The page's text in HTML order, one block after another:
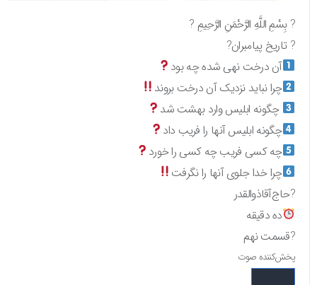
? بِسْمِ اللَّهِ الرَّحْمَنِ الرَّحِيمِ ?
? تاریخ پیامبران?
آن درخت نهی شده چه بود
چرا نباید نزدیک آن درخت بروند
چگونه ابلیس وارد بهشت شد
چگونه ابلیس آنها را فریب داد
چه کسی فریب چه کسی را خورد
چرا خدا جلوی آنها را نگرفت
?حاج‌آقا‌ذوالقدر
ده دقیقه
?قسمت نهم
پخش‌کننده صوت